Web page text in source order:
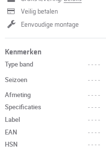
Veilig betalen
Eenvoudige montage
Kenmerken
Type band ----
Seizoen
----
Afmeting
----
Specificaties ----
Label
----
EAN ----
HSN
----